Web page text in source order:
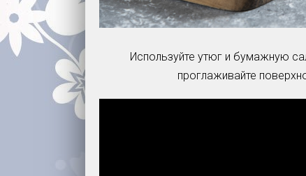
Используйте утюг и бумажную
проглаживайте